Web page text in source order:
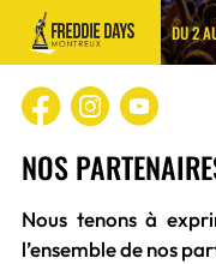
DU 2
NOS
Nous tenons à
l’ensemble de nos